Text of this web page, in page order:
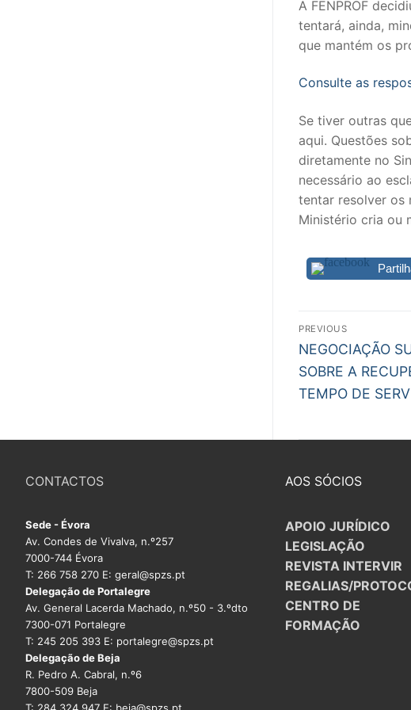
sindicalização
Legislação
PRÉ-ESCOLAR
1º CICLO
2º/3º CEB /
EDUCAÇÃO ESPECIAL
ENSINO SUPERIOR
PROFESSORES
Área de Sócios
Revista Intervir
Contactos
A FENPROF
tentará, ainda,
que mantém os
Consulte as
Se tiver outras
aqui. Questões
diretamente no
necessário ao
tentar resolver os
Ministério cria ou
de
artigos
PREVIOUS
Previous
post:
NEGOCIAÇÃO
SOBRE A
TEMPO DE
CONTACTOS
Sede - Évora
Av. Condes de Vivalva, n.º257
7000-744 Évora
T: 266 758 270 E: geral@spzs.pt
Delegação de Portalegre
Av. General Lacerda Machado, n.º50 - 3.ºdto
7300-071 Portalegre
T: 245 205 393 E: portalegre@spzs.pt
Delegação de Beja
R. Pedro A. Cabral, n.º6
7800-509 Beja
AOS SÓCIOS
APOIO JURÍDICO
LEGISLAÇÃO
REVISTA INTERVIR
REGALIAS/
CENTRO DE
FORMAÇÃO